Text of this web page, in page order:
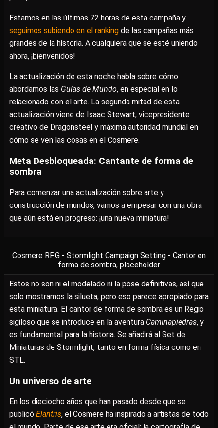
Estamos en las últimas 72 horas de esta campaña y
seguimos subiendo en el ranking de las campañas más
grandes de la historia. A cualquiera que se esté uniendo
ahora, ¡bienvenidos!
La actualización de esta noche habla sobre cómo
abordamos las Guías de Mundo, en especial en lo
relacionado con el arte. La segunda mitad de esta
actualización viene de Isaac Stewart, vicepresidente
creativo de Dragonsteel y máxima autoridad mundial en
cómo se ven las cosas en el Cosmere.
Meta Desbloqueada: Cantante de forma de
sombra
Para comenzar una actualización sobre arte y
construcción de mundos, vamos a empesar con una obra
que aún está en progreso: ¡una nueva miniatura!
Cosmere RPG - Stormlight Campaign Setting - Cantor en
forma de sombra, placeholder
Estos no son ni el modelado ni la pose definitivas, así que
solo mostramos la silueta, pero eso parece apropiado para
esta miniatura. El cantor de forma de sombra es un Regio
sigiloso que se introduce en la aventura Caminapiedras, y
es fundamental para la historia. Se añadirá al Set de
Miniaturas de Stormlight, tanto en forma física como en
STL.
Un universo de arte
En los dieciocho años que han pasado desde que se
publicó Elantris, el Cosmere ha inspirado a artistas de todo